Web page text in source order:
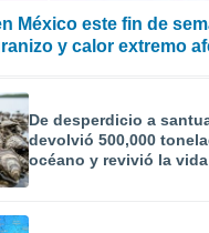
México este fin de
y calor extremo
De desperdicio a
devolvió 500,000
océano y revivió la